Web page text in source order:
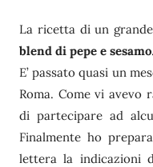
La ricetta di un
blend di pepe e sesamo.
E’ passato quasi un
Roma. Come vi avevo
di partecipare ad
Finalmente ho
lettera la indicazioni